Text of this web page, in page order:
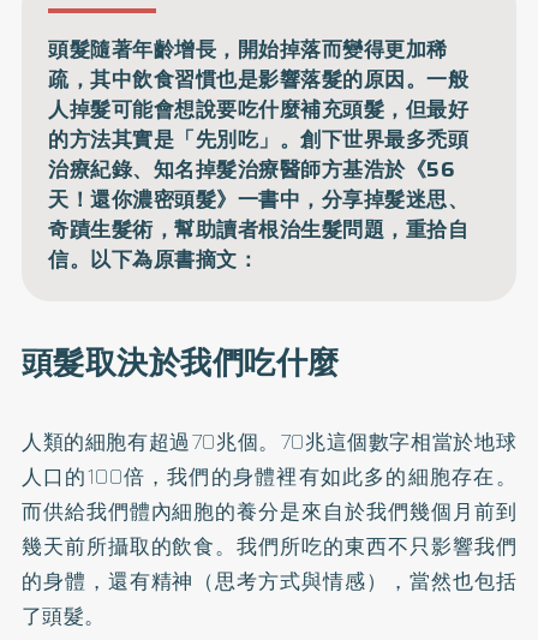
頭髮隨著年齡增長，開始掉落而變得更加稀
疏，其中飲食習慣也是影響落髮的原因。一般
人掉髮可能會想說要吃什麼補充頭髮，但最好
的方法其實是「先別吃」。創下世界最多禿頭
治療紀錄、知名掉髮治療醫師方基浩於《56
天！還你濃密頭髮》一書中，分享掉髮迷思、
奇蹟生髮術，幫助讀者根治生髮問題，重拾自
信。以下為原書摘文：
頭髮取決於我們吃什麼
人類的細胞有超過70兆個。70兆這個數字相當於地球
人口的100倍，我們的身體裡有如此多的細胞存在。
而供給我們體內細胞的養分是來自於我們幾個月前到
幾天前所攝取的飲食。我們所吃的東西不只影響我們
的身體，還有精神（思考方式與情感），當然也包括
了頭髮。